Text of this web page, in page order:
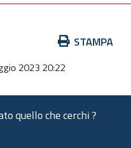
STAMPA
2023 20:22
quello che cerchi ?